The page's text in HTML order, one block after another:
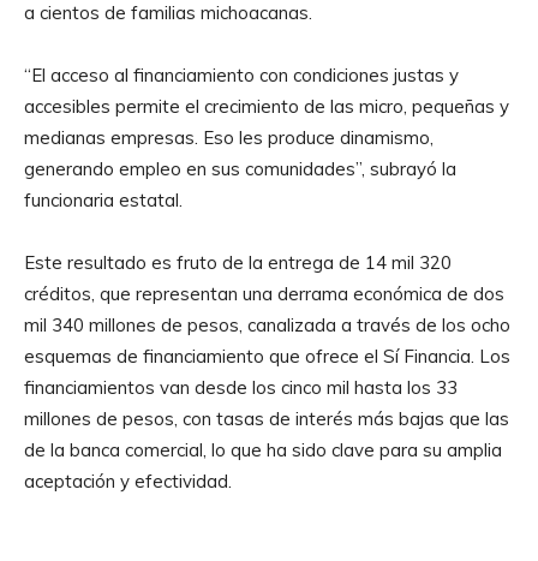
a cientos de familias michoacanas.
“El acceso al financiamiento con condiciones justas y
accesibles permite el crecimiento de las micro, pequeñas y
medianas empresas. Eso les produce dinamismo,
generando empleo en sus comunidades”, subrayó la
funcionaria estatal.
Este resultado es fruto de la entrega de 14 mil 320
créditos, que representan una derrama económica de dos
mil 340 millones de pesos, canalizada a través de los ocho
esquemas de financiamiento que ofrece el Sí Financia. Los
financiamientos van desde los cinco mil hasta los 33
millones de pesos, con tasas de interés más bajas que las
de la banca comercial, lo que ha sido clave para su amplia
aceptación y efectividad.